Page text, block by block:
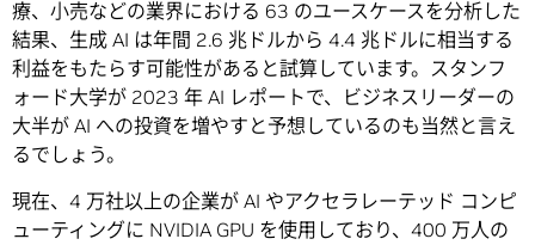
療、小売などの業界における 63 のユースケースを分析した
結果、生成 AI は年間 2.6 兆ドルから 4.4 兆ドルに相当する
利益をもたらす可能性があると試算しています。スタンフ
ォード大学が 2023 年 AI レポートで、ビジネスリーダーの
大半が AI への投資を増やすと予想しているのも当然と言え
るでしょう。
現在、4 万社以上の企業が AI やアクセラレーテッド コンピ
ューティングに NVIDIA GPU を使用しており、400 万人の